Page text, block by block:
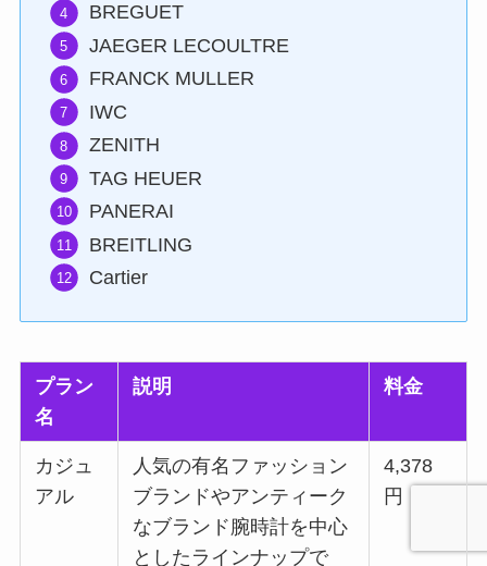
BREGUET
JAEGER LECOULTRE
FRANCK MULLER
IWC
ZENITH
TAG HEUER
PANERAI
BREITLING
Cartier
プラン
名
説明 料金
カジュ
アル
人気の有名ファッション
ブランドやアンティーク
なブランド腕時計を中心
としたラインナップで
4,378
円